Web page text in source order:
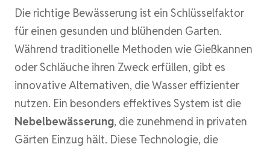
Die richtige Bewässerung ist ein Schlüsselfaktor
für einen gesunden und blühenden Garten.
Während traditionelle Methoden wie Gießkannen
oder Schläuche ihren Zweck erfüllen, gibt es
innovative Alternativen, die Wasser effizienter
nutzen. Ein besonders effektives System ist die
Nebelbewässerung, die zunehmend in privaten
Gärten Einzug hält. Diese Technologie, die